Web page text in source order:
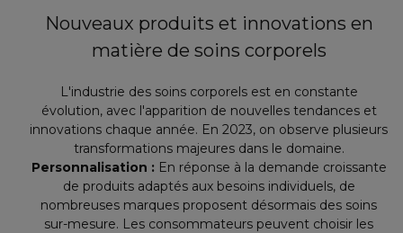
Nouveaux produits et innovations en
matière de soins corporels
L'industrie des soins corporels est en constante
évolution, avec l'apparition de nouvelles tendances et
innovations chaque année. En 2023, on observe plusieurs
transformations majeures dans le domaine.
Personnalisation : En réponse à la demande croissante
de produits adaptés aux besoins individuels, de
nombreuses marques proposent désormais des soins
sur-mesure. Les consommateurs peuvent choisir les